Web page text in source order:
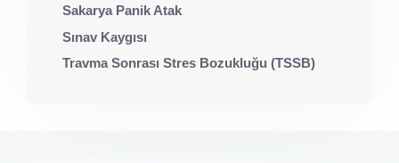
Sakarya Panik Atak
Sınav Kaygısı
Travma Sonrası Stres Bozukluğu (TSSB)